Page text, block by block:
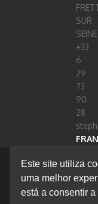
Este site utiliza
uma melhor
está a consentir
SUR
SEINE
+33
6
29
73
90
28
© 2020 Flow
SOBRE NÓS